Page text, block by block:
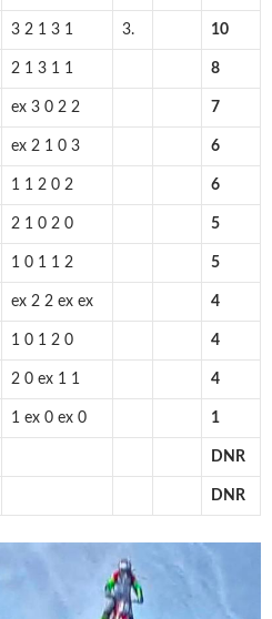
3 2 1 3 1 3. 10
2 1 3 1 1 8
ex 3 0 2 2 7
ex 2 1 0 3 6
1 1 2 0 2 6
2 1 0 2 0 5
1 0 1 1 2 5
ex 2 2 ex ex 4
1 0 1 2 0 4
2 0 ex 1 1 4
1 ex 0 ex 0 1
DNR
DNR